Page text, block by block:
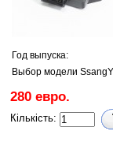
Год выпуска:
Выбор модели
280 евро.
Кількість: